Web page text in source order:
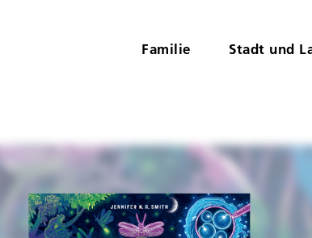
Familie Stadt und